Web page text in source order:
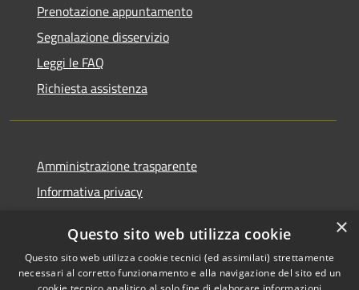
Prenotazione appuntamento
Segnalazione disservizio
Leggi le FAQ
Richiesta assistenza
Amministrazione trasparente
Informativa privacy
Dichiarazione di accessibilità
×
Questo sito web utilizza cookie
Questo sito web utilizza cookie tecnici (ed assimilati) strettamente
necessari al corretto funzionamento e alla navigazione del sito ed un